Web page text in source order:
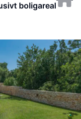
boligareal